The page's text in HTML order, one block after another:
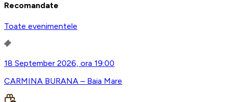
Recomandate
Toate evenimentele
18 September 2026, ora 19:00
CARMINA BURANA – Baia Mare